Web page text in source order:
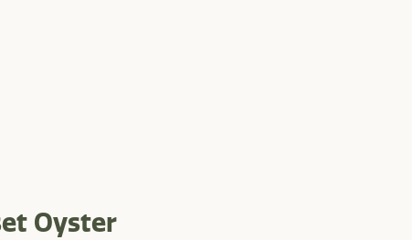
Oyster